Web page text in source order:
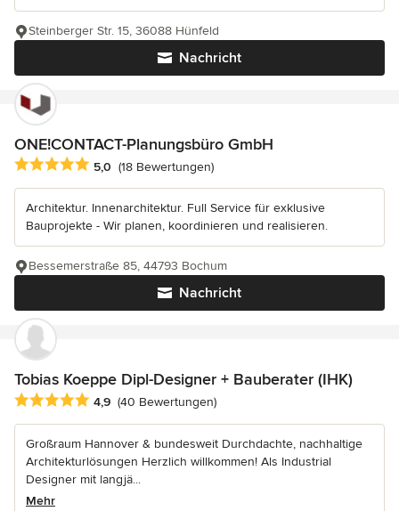
Nachricht
Steinberger Str. 15, 36088 Hünfeld
ONE!CONTACT-Planungsbüro GmbH
Durchschnittliche Bewertung: 5 von 5 Sternen
5,0 (18 Bewertungen)
Architektur. Innenarchitektur. Full Service für exklusive
Bauprojekte - Wir planen, koordinieren und realisieren.
Nachricht
Bessemerstraße 85, 44793 Bochum
Tobias Koeppe Dipl-Designer + Bauberater (IHK)
Durchschnittliche Bewertung: 4.9 von 5 Sternen
4,9 (40 Bewertungen)
Großraum Hannover & bundesweit Durchdachte, nachhaltige
Architekturlösungen Herzlich willkommen! Als Industrial
Designer mit langjä...
Mehr